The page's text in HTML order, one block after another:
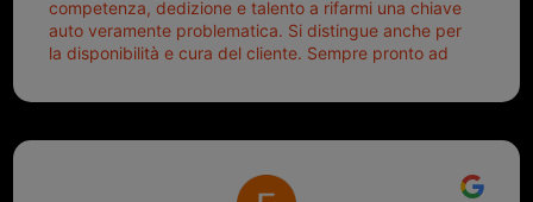
competenza, dedizione e talento a rifarmi una chiave
auto veramente problematica. Si distingue anche per
la disponibilità e cura del cliente. Sempre pronto ad